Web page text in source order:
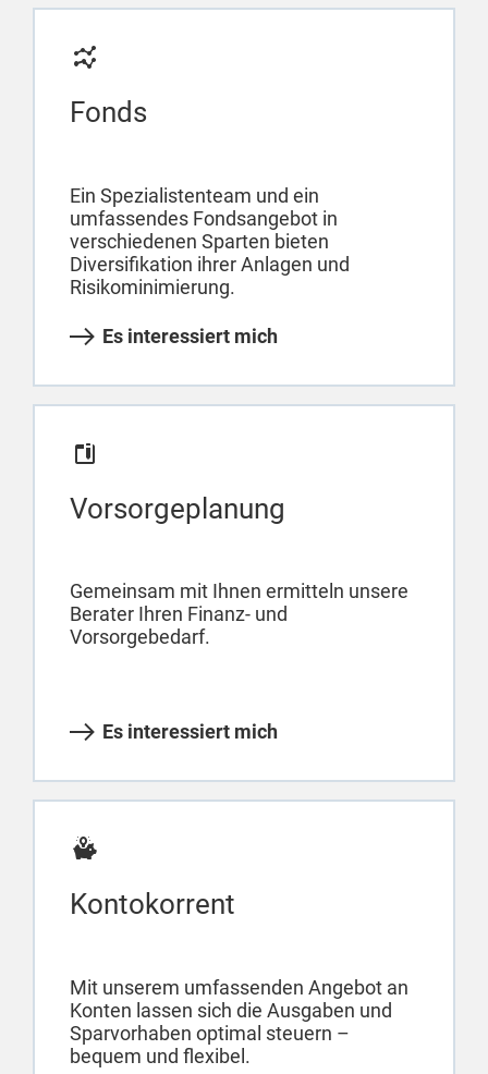
Fonds
Ein Spezialistenteam und ein
umfassendes Fondsangebot in
verschiedenen Sparten bieten
Diversifikation ihrer Anlagen und
Risikominimierung.
Es interessiert mich
Vorsorgeplanung
Gemeinsam mit Ihnen ermitteln unsere
Berater Ihren Finanz- und
Vorsorgebedarf.
Es interessiert mich
Kontokorrent
Mit unserem umfassenden Angebot an
Konten lassen sich die Ausgaben und
Sparvorhaben optimal steuern –
bequem und flexibel.